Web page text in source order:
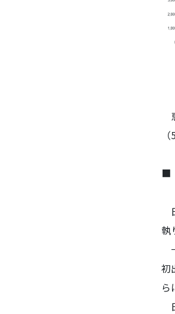
■
執
初
ら